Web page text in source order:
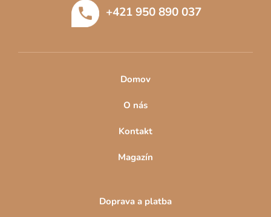
+421 950 890 037
Domov
O nás
Kontakt
Magazín
Doprava a platba